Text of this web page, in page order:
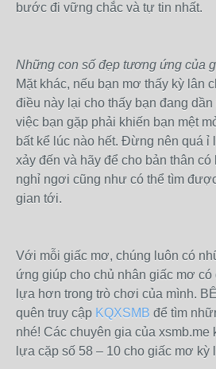
bước đi vững chắc và tự tin nhất.
Những con số đẹp tương ứng của
Mặt khác, nếu bạn mơ thấy kỳ lân
điều này lại cho thấy bạn đang
việc bạn gặp phải khiến bạn mệt
bất kể lúc nào hết. Đừng nên quá ỉ
xảy đến và hãy để cho bản thân
nghỉ ngơi cũng như có thể tìm
gian tới.
Với mỗi giấc mơ, chúng luôn có
ứng giúp cho chủ nhân giấc mơ
lựa hơn trong trò chơi của mình.
quên truy cập KQXSMB để tìm
nhé! Các chuyên gia của xsmb.me
lựa cặp số 58 – 10 cho giấc mơ kỳ